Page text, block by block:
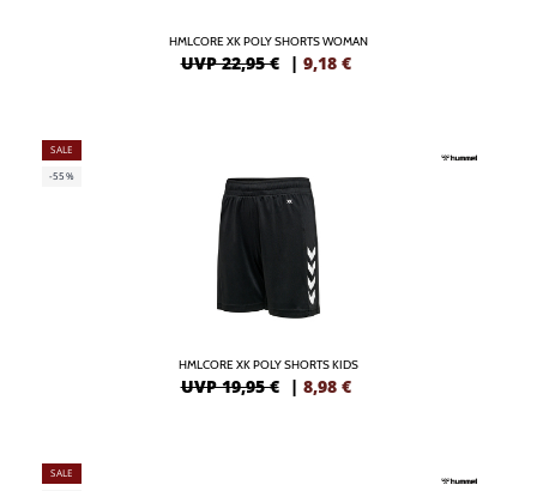
HMLCORE XK POLY SHORTS WOMAN
UVP 22,95 € | 9,18 €
SALE
-55%
HMLCORE XK POLY SHORTS KIDS
UVP 19,95 € | 8,98 €
SALE